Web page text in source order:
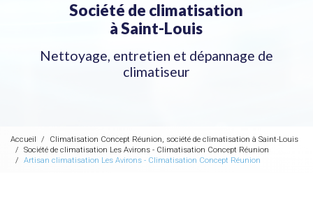
Société de climatisation
à Saint-Louis
Nettoyage, entretien et dépannage de
climatiseur
Accueil
Climatisation Concept Réunion, société de climatisation à Saint-Louis
Société de climatisation Les Avirons - Climatisation Concept Réunion
Artisan climatisation Les Avirons - Climatisation Concept Réunion